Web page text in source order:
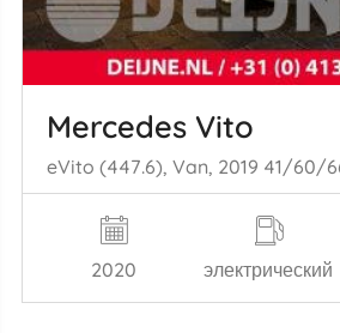
Mercedes Vito
eVito (447.6), Van, 2019 41/60/
2020 электрический